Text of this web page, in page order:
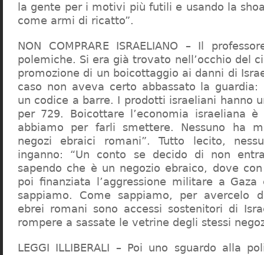
la gente per i motivi più futili e usando la
come armi di ricatto”.
NON COMPRARE ISRAELIANO – Il
polemiche. Si era già trovato nell’occhio del
promozione di un boicottaggio ai danni di
caso non aveva certo abbassato la guardia:
un codice a barre. I prodotti israeliani hanno
per 729. Boicottare l’economia israeliana è
abbiamo per farli smettere. Nessuno ha
negozi ebraici romani”. Tutto lecito,
inganno: “Un conto se decido di non
sapendo che è un negozio ebraico, dove
poi finanziata l’aggressione militare a
sappiamo. Come sappiamo, per avercelo
ebrei romani sono accessi sostenitori di
rompere a sassate le vetrine degli stessi
LEGGI ILLIBERALI – Poi uno sguardo alla